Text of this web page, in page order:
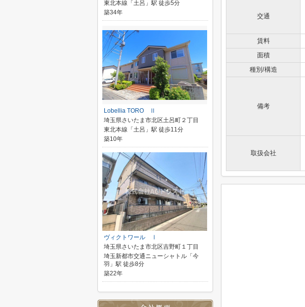
交通
賃料
面積
種別/構造
備考
取扱会社
東北本線「土呂」駅 徒歩5分
築34年
Lobellia TORO Ⅱ
埼玉県さいたま市北区土呂町２丁目
東北本線「土呂」駅 徒歩11分
築10年
ヴィクトワール Ⅰ
埼玉県さいたま市北区吉野町１丁目
埼玉新都市交通ニューシャトル「今
羽」駅 徒歩8分
築22年